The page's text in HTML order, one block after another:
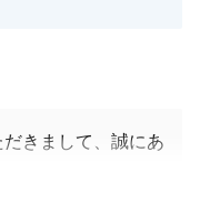
きまして、誠にあ